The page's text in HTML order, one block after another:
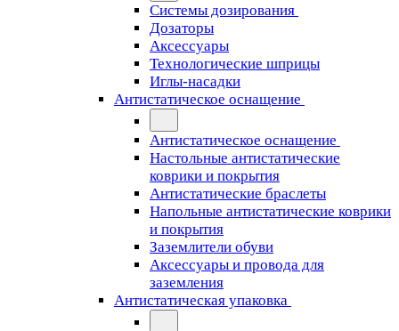
Системы дозирования
Дозаторы
Аксессуары
Технологические шприцы
Иглы-насадки
Антистатическое оснащение
Антистатическое оснащение
Настольные антистатические
коврики и покрытия
Антистатические браслеты
Напольные антистатические коврики
и покрытия
Заземлители обуви
Аксессуары и провода для
заземления
Антистатическая упаковка